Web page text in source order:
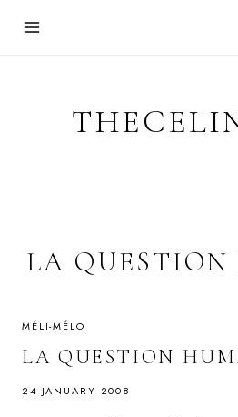
LA
MÉLI-MÉLO
LA QUESTION
24 JANUARY 2008